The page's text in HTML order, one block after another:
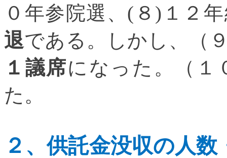
０年参院選、 ( ８ ) １２
退である。しかし、（
１議席になった。（１
た。
２、供託金没収の人数